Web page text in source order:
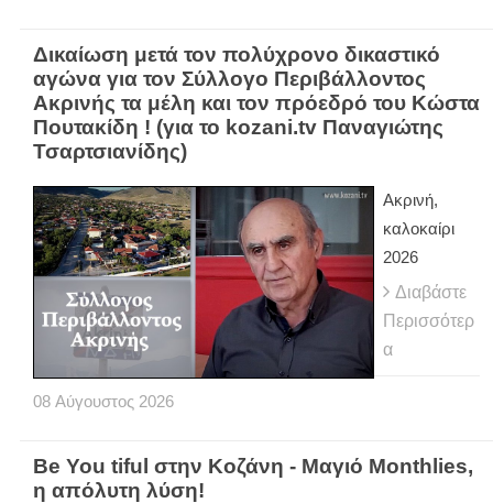
Δικαίωση μετά τον πολύχρονο δικαστικό
αγώνα για τον Σύλλογο Περιβάλλοντος
Ακρινής τα μέλη και τον πρόεδρό του Κώστα
Πουτακίδη ! (για το kozani.tv Παναγιώτης
Τσαρτσιανίδης)
Ακρινή,
καλοκαίρι
2026
Διαβάστε
Περισσότερ
α
08 Αύγουστος 2026
Be You tiful στην Κοζάνη - Μαγιό Monthlies,
η απόλυτη λύση!